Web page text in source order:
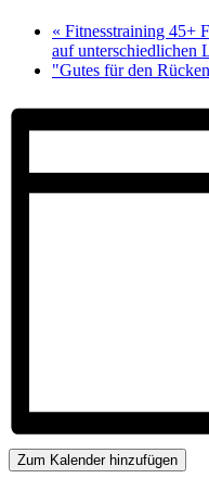
« Fitnesstraining 45+
auf unterschiedlichen
"Gutes für den
Zum Kalender hinzufügen